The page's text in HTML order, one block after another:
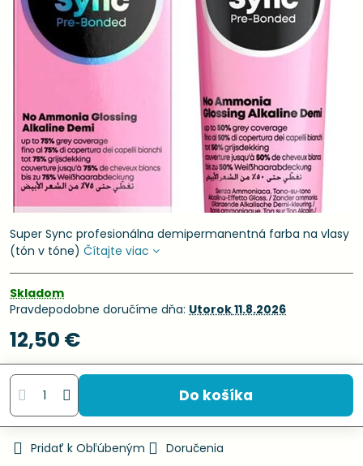
Super Sync profesionálna demipermanentná farba na vlasy
(tón v tóne) Čítajte viac
Skladom
Pravdepodobne doručíme dňa: Utorok11.8.2026
12,50 €
Do košíka
Pridať k Obľúbeným
Doručenia